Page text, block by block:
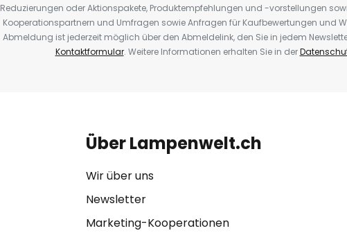
Reduzierungen oder Aktionspakete, Produktempfehlungen und -vorstellungen
Kooperationspartnern und Umfragen sowie Anfragen für Kaufbewertungen und
Abmeldung ist jederzeit möglich über den Abmeldelink, den Sie in jedem
Kontaktformular. Weitere Informationen erhalten Sie in der
Über Lampenwelt.ch
Wir über uns
Newsletter
Marketing-Kooperationen